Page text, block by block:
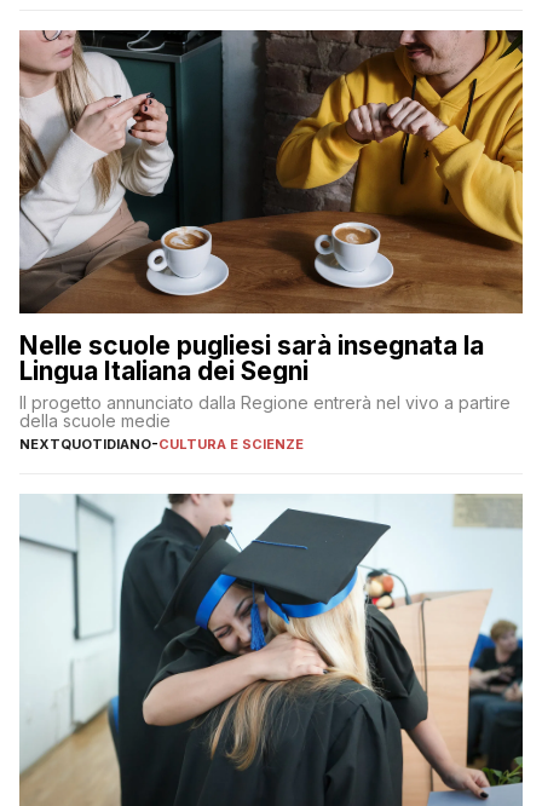
Nelle scuole pugliesi sarà insegnata la
Lingua Italiana dei Segni
Il progetto annunciato dalla Regione entrerà nel vivo a partire
della scuole medie
NEXTQUOTIDIANO-CULTURA E SCIENZE